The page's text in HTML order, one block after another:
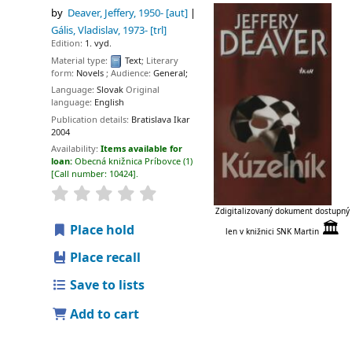
Zdigitalizovaný dokument dostupný
len v knižnici SNK Martin 🏛
by Deaver, Jeffery, 1950- [aut]
Gális, Vladislav, 1973-[trl]
Edition: 1. vyd.
Material type:
Text; Literary
form: Novels; Audience: General;
Language: SlovakOriginal
language: English
Publication details: BratislavaIkar
2004
Availability: Items available for
loan:Obecná knižnica Príbovce(1)
Call number: 10424 .
Place hold
Place recall
Save to lists
Add to cart